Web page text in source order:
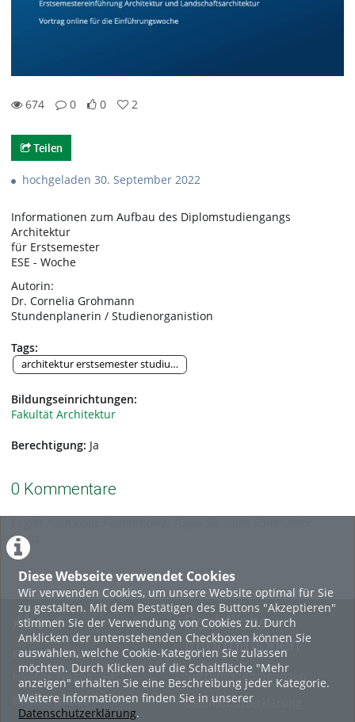
Diese Webseite verwendet Cookies
Wir verwenden Cookies, um unsere Website optimal für Sie
zu gestalten. Mit dem Bestätigen des Buttons "Akzeptieren"
stimmen Sie der Verwendung von Cookies zu. Durch
Anklicken der untenstehenden Checkboxen können Sie
auswählen, welche Cookie-Kategorien Sie zulassen
möchten. Durch Klicken auf die Schaltfläche "Mehr
anzeigen" erhalten Sie eine Beschreibung jeder Kategorie.
Weitere Informationen finden Sie in unserer
Datenschutzerklärung.
674
0
0
2
Teilen
hochgeladen 30. September 2022
Informationen zum Aufbau des Diplomstudiengangs
Architektur
für Erstsemester
ESE - Woche
Autorin:
Dr. Cornelia Grohmann
Stundenplanerin / Studienorganistion
Tags:
architektur erstsemester studium aufbau curriculum diplom ese
Bildungseinrichtungen:
Fakultät Architektur
Berechtigung: Ja
0 Kommentare
hinzu.
About
Erste Schritte
Häufige Fragen - FAQ
Betriebsstatus
Rechtliche
Informationen
Nutzungsbedingungen
Datenschutzerklärung